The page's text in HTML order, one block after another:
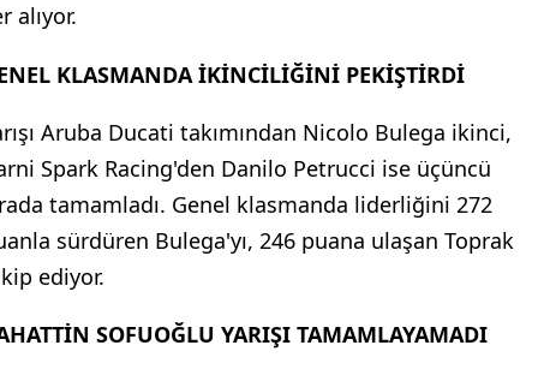
alıyor.
KLASMANDA İKİNCİLİĞİNİ PEKİŞTİRDİ
Aruba Ducati takımından Nicolo Bulega ikinci,
Spark Racing'den Danilo Petrucci ise üçüncü
tamamladı. Genel klasmanda liderliğini 272
sürdüren Bulega'yı, 246 puana ulaşan Toprak
ediyor.
SOFUOĞLU YARIŞI TAMAMLAYAMADI